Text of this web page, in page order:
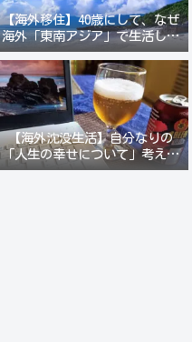
【海外移住】40歳にして、なぜ
海外「東南アジア」で生活しよ
うと思ったのか？
【海外沈没生活】自分なりの
「人生の幸せについて」考えて
みる。